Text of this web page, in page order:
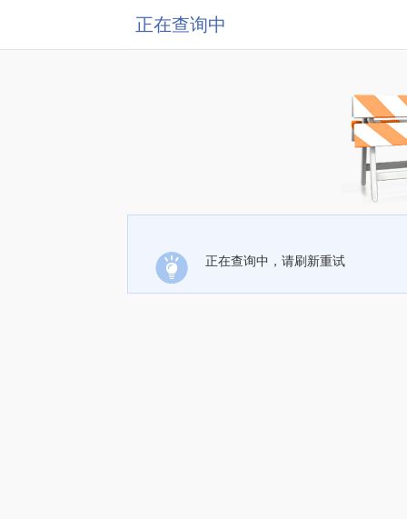
正在查询中
正在查询中，请刷新重试